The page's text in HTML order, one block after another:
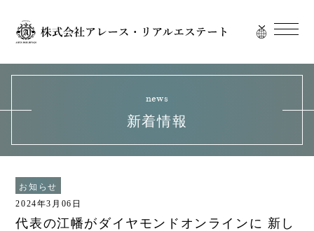
news
新着情報
お知らせ
2024年3月06日
代表の江幡がダイヤモンドオンラインに 新し